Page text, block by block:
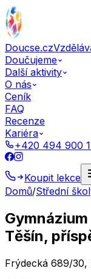
Doucse.cz
Doučujeme
Další aktivity
O nás
Ceník
FAQ
Recenze
Kariéra
+420 494 900
Koupit lekce
Domů/Střední
Těšín,
Frýdecká 689/30,